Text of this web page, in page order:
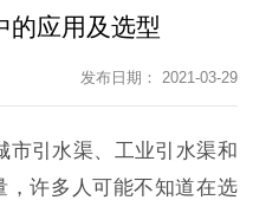
的应用及选型
发布日期： 2021-03-29
引水渠、工业引水渠和
许多人可能不知道在选